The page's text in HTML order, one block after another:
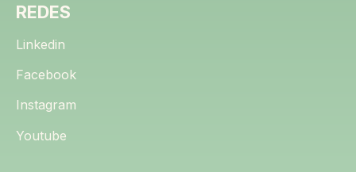
REDES
Linkedin
Facebook
Instagram
Youtube